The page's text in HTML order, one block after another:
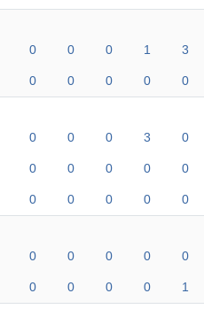
0 0 0 1 3
0 0 0 0 0
0 0 0 3 0
0 0 0 0 0
0 0 0 0 0
0 0 0 0 0
0 0 0 0 1